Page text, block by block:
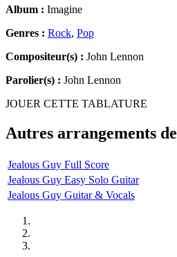
Album : Imagine
Genres : Rock, Pop
Compositeur(s) : John Lennon
Parolier(s) : John Lennon
JOUER CETTE TABLATURE
Autres arrangements de
Jealous Guy Full Score
Jealous Guy Easy Solo Guitar
Jealous Guy Guitar & Vocals